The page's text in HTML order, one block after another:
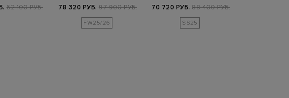
62 100 РУБ. 78 320 РУБ. 97 900 РУБ.
FW25/26
70 720 РУБ. 88 400 РУБ.
SS25